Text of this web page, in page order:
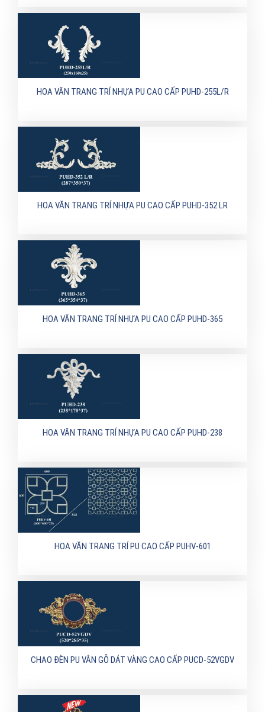
HOA VĂN TRANG TRÍ NHỰA PU CAO CẤP PUHD-255L/R
HOA VĂN TRANG TRÍ NHỰA PU CAO CẤP PUHD-352 LR
HOA VĂN TRANG TRÍ NHỰA PU CAO CẤP PUHD-365
HOA VĂN TRANG TRÍ NHỰA PU CAO CẤP PUHD-238
HOA VĂN TRANG TRÍ PU CAO CẤP PUHV-601
CHAO ĐÈN PU VÂN GỖ DÁT VÀNG CAO CẤP PUCD-52VGDV